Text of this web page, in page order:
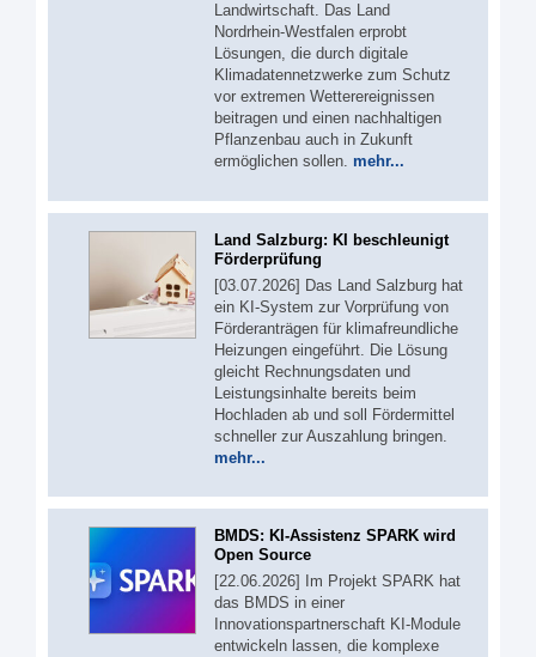
Landwirtschaft. Das Land
Nordrhein-Westfalen erprobt
Lösungen, die durch digitale
Klimadatennetzwerke zum Schutz
vor extremen Wetterereignissen
beitragen und einen nachhaltigen
Pflanzenbau auch in Zukunft
ermöglichen sollen. mehr...
Land Salzburg: KI beschleunigt
Förderprüfung
[03.07.2026] Das Land Salzburg hat
ein KI-System zur Vorprüfung von
Förderanträgen für klimafreundliche
Heizungen eingeführt. Die Lösung
gleicht Rechnungsdaten und
Leistungsinhalte bereits beim
Hochladen ab und soll Fördermittel
schneller zur Auszahlung bringen.
mehr...
BMDS: KI-Assistenz SPARK wird
Open Source
[22.06.2026] Im Projekt SPARK hat
das BMDS in einer
Innovationspartnerschaft KI-Module
entwickeln lassen, die komplexe